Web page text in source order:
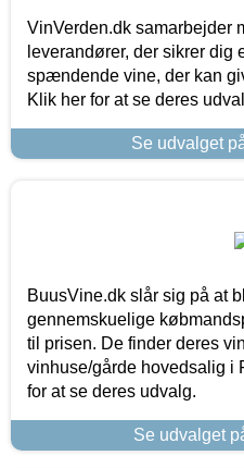
VinVerden.dk samarbejder
leverandører, der sikrer dig
spændende vine, der kan
Klik her for at se deres
Se udvalget
BuusVine.dk slår sig på at
gennemskuelige
til prisen. De finder deres
vinhuse/gårde hovedsalig i
for at se deres udvalg.
Se udvalget